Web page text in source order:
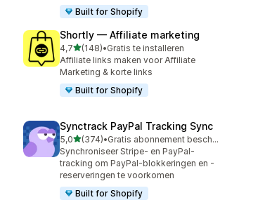
Built for Shopify
Shortly — Affiliate marketing
4,7van 5 sterren
(148)
148 recensies in totaal
•Gratis te installeren
Affiliate links maken voor Affiliate
Marketing & korte links
Built for Shopify
Synctrack PayPal Tracking Sync
5,0van 5 sterren
(374)
374 recensies in totaal
•
Gratis abonnement beschikbaar
Synchroniseer Stripe- en PayPal-
tracking om PayPal-blokkeringen en -
reserveringen te voorkomen
Built for Shopify